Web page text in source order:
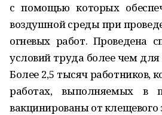
с помощью которых
воздушной среды при
огневых работ. Проведена
условий труда более чем для
Более 2,5 тысяч работников,
работах, выполняемых в
вакцинированы от клещевого